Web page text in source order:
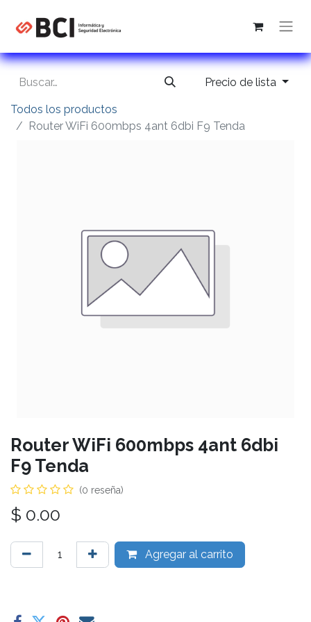
Precio de lista
Todos los productos
Router WiFi 600mbps 4ant 6dbi F9 Tenda
Router WiFi 600mbps 4ant 6dbi
F9 Tenda
(0 reseña)
$ 0.00
Agregar al carrito